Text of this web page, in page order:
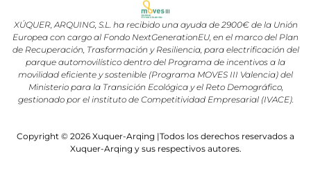
XÚQUER, ARQUING, S.L. ha recibido una ayuda de 2900€ de la Unión
Europea con cargo al Fondo NextGenerationEU, en el marco del Plan
de Recuperación, Trasformación y Resiliencia, para electrificación del
parque automovilístico dentro del Programa de incentivos a la
movilidad eficiente y sostenible (Programa MOVES III Valencia) del
Ministerio para la Transición Ecológica y el Reto Demográfico,
gestionado por el instituto de Competitividad Empresarial (IVACE).
Copyright © 2026 Xuquer-Arqing |Todos los derechos reservados a
Xuquer-Arqing y sus respectivos autores.